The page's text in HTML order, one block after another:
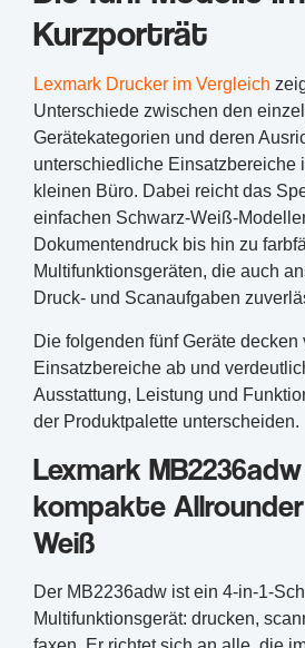
Kurzporträt
Lexmark Drucker im Vergleich
Unterschiede zwischen den
Gerätekategorien und deren
unterschiedliche Einsatzbereiche
kleinen Büro. Dabei reicht das
einfachen Schwarz-Weiß-
Dokumentendruck bis hin zu
Multifunktionsgeräten, die auch
Druck- und Scanaufgaben
Die folgenden fünf Geräte
Einsatzbereiche ab und
Ausstattung, Leistung und
der Produktpalette unterscheiden.
Lexmark
kompakte
Weiß
Der MB2236adw ist ein 4-in-1-
Multifunktionsgerät: drucken,